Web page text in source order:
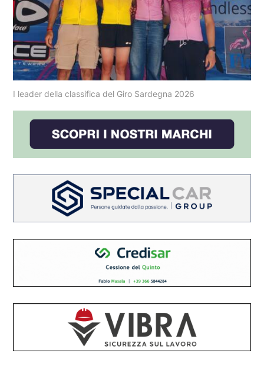
I leader della classifica del Giro Sardegna 2026